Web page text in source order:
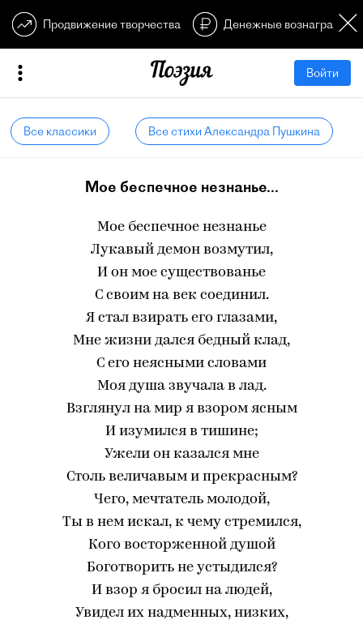
Продвижение творчества Денежные
Войти
Все классики Все стихи Александра Пушкина
Мое беспечное незнанье...
Мое беспечное незнанье
Лукавый демон возмутил,
И он мое существованье
С своим на век соединил.
Я стал взирать его глазами,
Мне жизни дался бедный клад,
С его неясными словами
Моя душа звучала в лад.
Взглянул на мир я взором ясным
И изумился в тишине;
Ужели он казался мне
Столь величавым и прекрасным?
Чего, мечтатель молодой,
Ты в нем искал, к чему стремился,
Кого восторженной душой
Боготворить не устыдился?
И взор я бросил на людей,
Увидел их надменных, низких,